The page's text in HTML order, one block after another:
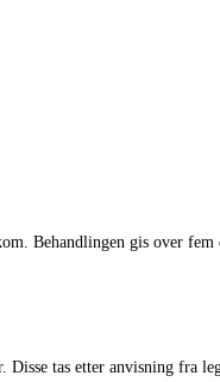
Behandlingen gis over fem
tas etter anvisning fra